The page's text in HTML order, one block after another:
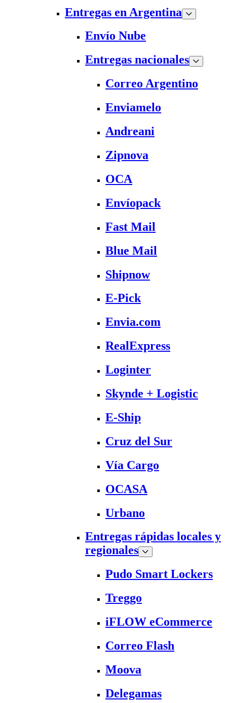
Entregas en Argentina
Envío Nube
Entregas nacionales
Correo Argentino
Enviamelo
Andreani
Zipnova
OCA
Envíopack
Fast Mail
Blue Mail
Shipnow
E-Pick
Envia.com
RealExpress
Loginter
Skynde + Logistic
E-Ship
Cruz del Sur
Vía Cargo
OCASA
Urbano
Entregas rápidas locales y
regionales
Pudo Smart Lockers
Treggo
iFLOW eCommerce
Correo Flash
Moova
Delegamas